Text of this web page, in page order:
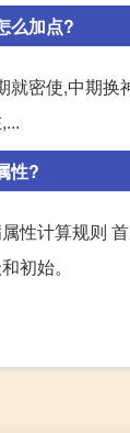
么加点?
就密使,中期
性?
性计算规则
初始。